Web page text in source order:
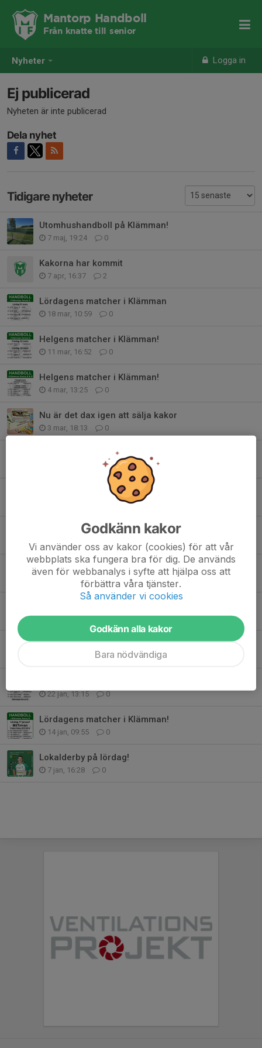
Nyheter Logga in
Mantorp Handboll
Från knatte till senior
Ej publicerad
Nyheten är inte publicerad
Dela nyhet
Tidigare nyheter
Utomhushandboll på Klämman!
7 maj, 19:24 0
Kakorna har kommit
7 apr, 16:37 2
Lördagens matcher i Klämman
18 mar, 10:59 0
Helgens matcher i Klämman!
11 mar, 16:52 0
Helgens matcher i Klämman!
4 mar, 13:25 0
Nu är det dax igen att sälja kakor
3 mar, 18:13 0
Helgens matcher i Klämman!
0
A och B-lagsmatch på lördag
Lördagens matcher i Klämman!
6 feb, 14:09
Helgens matcher i Klämman!
4 feb, 13:21 0
28 jan, 11:56 1
Helgens seniormatcher i Klämman!
0
22 jan, 13:15 0
Lördagens matcher i Klämman!
14 jan, 09:55 0
Lokalderby på lördag!
7 jan, 16:28 0
Godkänn kakor
Vi använder oss av kakor (cookies) för att vår
webbplats ska fungera bra för dig. De används
även för webbanalys i syfte att hjälpa oss att
förbättra våra tjänster.
Så använder vi cookies
Godkänn alla kakor
Bara nödvändiga